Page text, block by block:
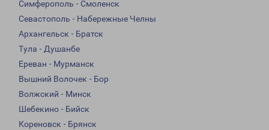
Симферополь - Смоленск
Севастополь - Набережные Челны
Архангельск - Братск
Тула - Душанбе
Ереван - Мурманск
Вышний Волочек - Бор
Волжский - Минск
Шебекино - Бийск
Кореновск - Брянск